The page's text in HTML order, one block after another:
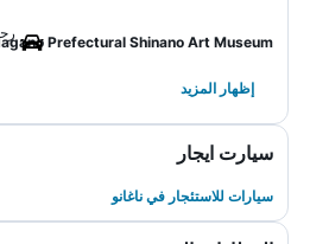
Prefectural Shinano Art Museum
إظهار المزيد
سيارت ايجار
سيارات للاستئجار في ناغانو